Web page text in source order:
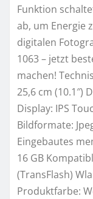
Funktion
ab, um Energie
digitalen
1063 – jetzt
machen!
25,6 cm (10.1″)
Display: IPS
Bildformate:
Eingebautes
16 GB
(TransFlash)
Produktfarbe: